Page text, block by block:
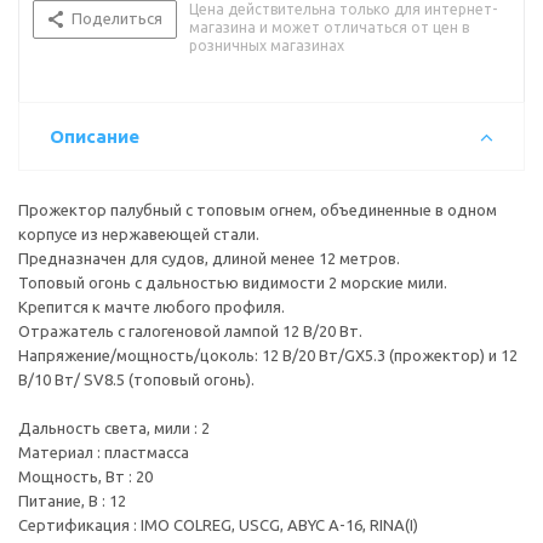
Сертификация : IMO COLREG, USCG, ABYC A-16, RINA(I)
Стандарт влагозащищенности : IPX4
Поделиться
Цена действительна только для интернет-
магазина и может отличаться от цен в
розничных магазинах
Описание
Прожектор палубный с топовым огнем, объединенные в одном
корпусе из нержавеющей стали.
Предназначен для судов, длиной менее 12 метров.
Топовый огонь с дальностью видимости 2 морские мили.
Крепится к мачте любого профиля.
Отражатель с галогеновой лампой 12 В/20 Вт.
Напряжение/мощность/цоколь: 12 В/20 Вт/GX5.3 (прожектор) и 12
В/10 Вт/ SV8.5 (топовый огонь).
Дальность света, мили : 2
Материал : пластмасса
Мощность, Вт : 20
Питание, В : 12
Сертификация : IMO COLREG, USCG, ABYC A-16, RINA(I)